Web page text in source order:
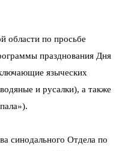
области по просьбе
празднования Дня
языческих
и русалки), а также
синодального Отдела по